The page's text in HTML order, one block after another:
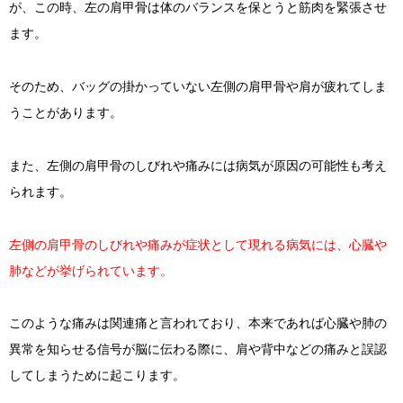
が、この時、左の肩甲骨は体のバランスを保とうと筋肉を緊張させ
ます。
そのため、バッグの掛かっていない左側の肩甲骨や肩が疲れてしま
うことがあります。
また、左側の肩甲骨のしびれや痛みには病気が原因の可能性も考え
られます。
左側の肩甲骨のしびれや痛みが症状として現れる病気には、心臓や
肺などが挙げられています。
このような痛みは関連痛と言われており、本来であれば心臓や肺の
異常を知らせる信号が脳に伝わる際に、肩や背中などの痛みと誤認
してしまうために起こります。